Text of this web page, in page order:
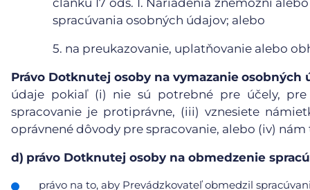
spracúvania osobných údajov; alebo
5. na preukazovanie, uplatňovanie alebo
Právo Dotknutej osoby na vymazanie osobných
údaje pokiaľ (i) nie sú potrebné pre účely,
spracovanie je protiprávne, (iii) vznesiete
oprávnené dôvody pre spracovanie, alebo (iv)
d) právo Dotknutej osoby na obmedzenie
právo na to, aby Prevádzkovateľ obmedzil